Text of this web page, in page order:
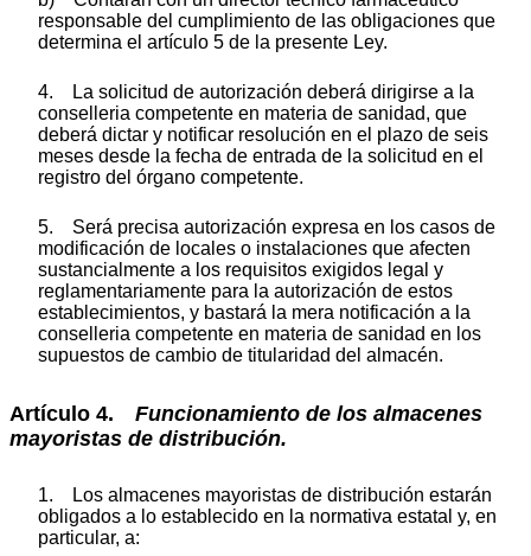
responsable del cumplimiento de las obligaciones que
determina el artículo 5 de la presente Ley.
4. La solicitud de autorización deberá dirigirse a la
conselleria competente en materia de sanidad, que
deberá dictar y notificar resolución en el plazo de seis
meses desde la fecha de entrada de la solicitud en el
registro del órgano competente.
5. Será precisa autorización expresa en los casos de
modificación de locales o instalaciones que afecten
sustancialmente a los requisitos exigidos legal y
reglamentariamente para la autorización de estos
establecimientos, y bastará la mera notificación a la
conselleria competente en materia de sanidad en los
supuestos de cambio de titularidad del almacén.
Artículo 4. Funcionamiento de los almacenes
mayoristas de distribución.
1. Los almacenes mayoristas de distribución estarán
obligados a lo establecido en la normativa estatal y, en
particular, a: